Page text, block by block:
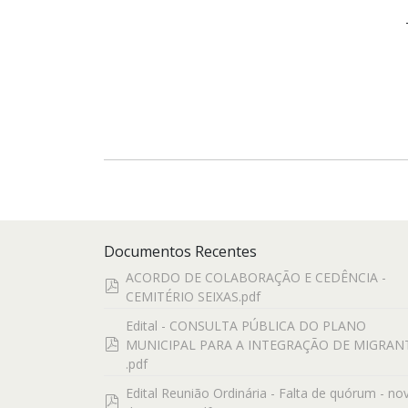
Documentos Recentes
pdf
ACORDO DE COLABORAÇÃO E CEDÊNCIA -
CEMITÉRIO SEIXAS.pdf
pdf
Edital - CONSULTA PÚBLICA DO PLANO
MUNICIPAL PARA A INTEGRAÇÃO DE
.pdf
pdf
Edital Reunião Ordinária - Falta de quórum -